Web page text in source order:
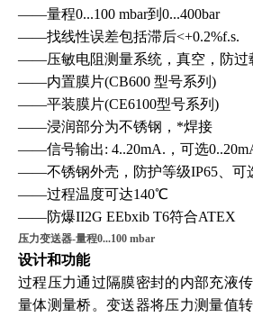
——量程0...100 mbar到0...400bar
——找线性误差包括滞后<+0.2%f.s.
——压敏电阻测量系统，真空，防过
——内置膜片(CB600 型号系列)
——平装膜片(CE6100型号系列)
——浸润部分为不锈钢，*焊接
——信号输出: 4..20mA.，可选
——不锈钢外壳，防护等级IP65、可
——过程温度可达140℃
——防爆II2G EEbxib T6符合ATEX
压力变送器-量程0...100 mbar
设计和功能
过程压力通过隔膜密封的内部充液
量体测量桥。变送器将压力测量值